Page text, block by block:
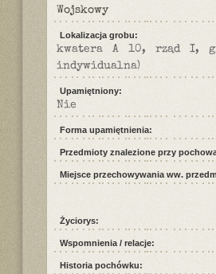
Wojskowy
Lokalizacja grobu:
kwatera A 10, rząd I,
indywidualna)
Upamiętniony:
Nie
Forma upamiętnienia:
Przedmioty znalezione przy
Miejsce przechowywania ww.
Życiorys:
Wspomnienia / relacje:
Historia pochówku: